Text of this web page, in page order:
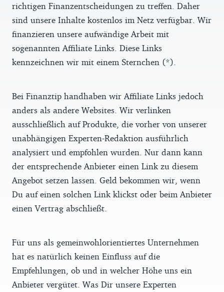
richtigen Finanzentscheidungen zu treffen. Daher
sind unsere Inhalte kostenlos im Netz verfügbar. Wir
finanzieren unsere aufwändige Arbeit mit
sogenannten Affiliate Links. Diese Links
kennzeichnen wir mit einem Sternchen (*).
Bei Finanztip handhaben wir Affiliate Links jedoch
anders als andere Websites. Wir verlinken
ausschließlich auf Produkte, die vorher von unserer
unabhängigen Experten-Redaktion ausführlich
analysiert und empfohlen wurden. Nur dann kann
der entsprechende Anbieter einen Link zu diesem
Angebot setzen lassen. Geld bekommen wir, wenn
Du auf einen solchen Link klickst oder beim Anbieter
einen Vertrag abschließt.
Für uns als gemeinwohlorientiertes Unternehmen
hat es natürlich keinen Einfluss auf die
Empfehlungen, ob und in welcher Höhe uns ein
Anbieter vergütet. Was Dir unsere Experten